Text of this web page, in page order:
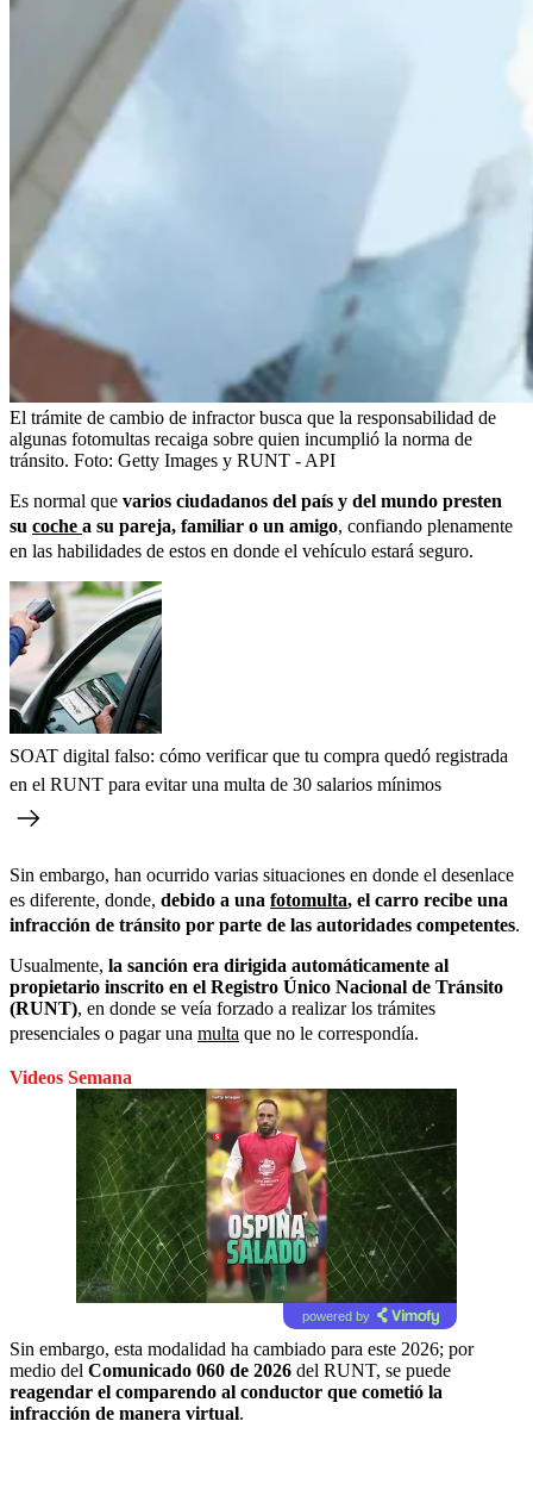
El trámite de cambio de infractor busca que la responsabilidad de
algunas fotomultas recaiga sobre quien incumplió la norma de
tránsito. Foto: Getty Images y RUNT - API
Es normal que varios ciudadanos del país y del mundo presten
su coche a su pareja, familiar o un amigo, confiando plenamente
en las habilidades de estos en donde el vehículo estará seguro.
SOAT digital falso: cómo verificar que tu compra quedó registrada
en el RUNT para evitar una multa de 30 salarios mínimos
Sin embargo, han ocurrido varias situaciones en donde el desenlace
es diferente, donde, debido a una fotomulta, el carro recibe una
infracción de tránsito por parte de las autoridades competentes.
Usualmente, la sanción era dirigida automáticamente al
propietario inscrito en el Registro Único Nacional de Tránsito
(RUNT), en donde se veía forzado a realizar los trámites
presenciales o pagar una multa que no le correspondía.
Videos Semana
powered by
Sin embargo, esta modalidad ha cambiado para este 2026; por
medio del Comunicado 060 de 2026 del RUNT, se puede
reagendar el comparendo al conductor que cometió la
infracción de manera virtual.